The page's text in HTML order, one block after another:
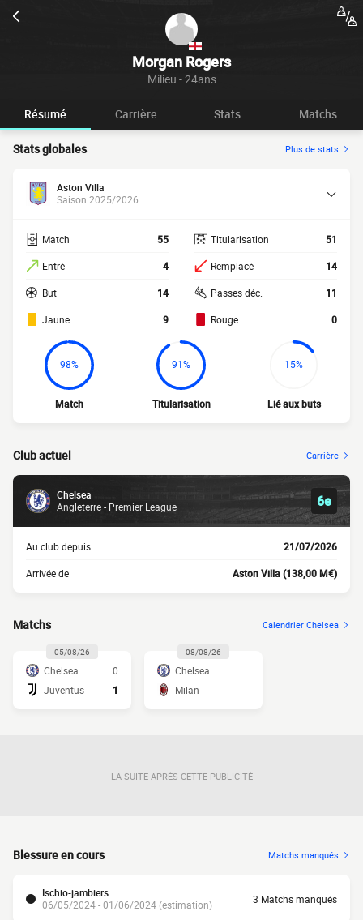
Morgan Rogers
Milieu - 24ans
Résumé Carrière Stats Matchs
Stats globales Plus de stats
Aston Villa
Saison 2025/2026
Match 55
Entré 4
But 14
Jaune 9
Titularisation 51
Remplacé 14
Passes déc. 11
Rouge 0
98%
Match
91%
Titularisation
15%
Lié aux buts
Club actuel Carrière
Chelsea
Angleterre - Premier League
6e
Au club depuis 21/07/2026
Arrivée de Aston Villa (138,00 M€)
Matchs Calendrier Chelsea
05/08/26
Chelsea
0
Juventus
1
08/08/26
Chelsea
Milan
LA SUITE APRÈS CETTE PUBLICITÉ
Blessure en cours Matchs manqués
Ischio-jambiers
06/05/2024 - 01/06/2024 (estimation)
3 Matchs manqués